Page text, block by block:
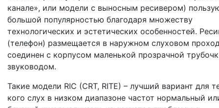
канале», или модели с выносным ресивером)
большой популярностью благодаря множеству
технологических и эстетических особенностей.
(телефон) размещается в наружном слуховом
соединен с корпусом маленькой прозрачной
звуководом.
Такие модели RIC (CRT, RITE) – лучший вариант для
кого слух в низком диапазоне частот нормальный